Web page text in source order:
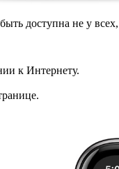
доступна не у
к Интернету.